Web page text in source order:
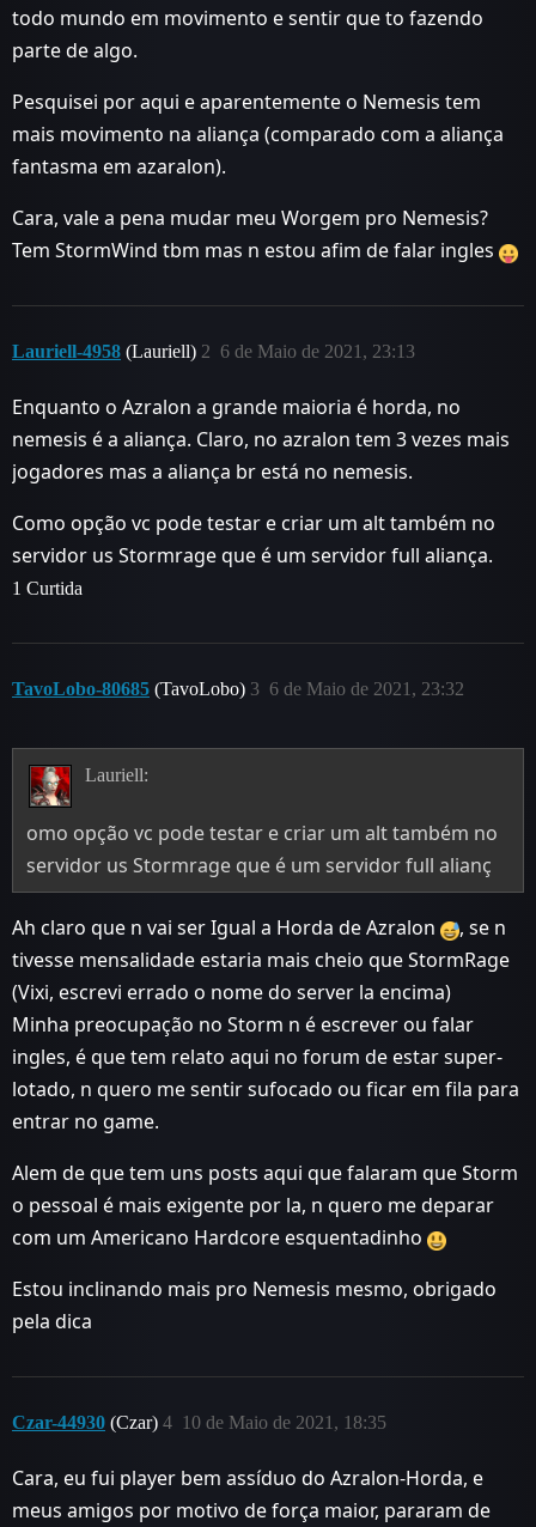
todo mundo em movimento e sentir que to fazendo
parte de algo.
Pesquisei por aqui e aparentemente o Nemesis tem
mais movimento na aliança (comparado com a aliança
fantasma em azaralon).
Cara, vale a pena mudar meu Worgem pro Nemesis?
Tem StormWind tbm mas n estou afim de falar ingles
Lauriell-4958 (Lauriell) 6 de Maio de 2021, 23:13
2
Enquanto o Azralon a grande maioria é horda, no
nemesis é a aliança. Claro, no azralon tem 3 vezes mais
jogadores mas a aliança br está no nemesis.
Como opção vc pode testar e criar um alt também no
servidor us Stormrage que é um servidor full aliança.
1 Curtida
TavoLobo-80685 (TavoLobo) 6 de Maio de 2021, 23:32
3
Lauriell:
omo opção vc pode testar e criar um alt também no
servidor us Stormrage que é um servidor full alianç
Ah claro que n vai ser Igual a Horda de Azralon
, se n
tivesse mensalidade estaria mais cheio que StormRage
(Vixi, escrevi errado o nome do server la encima)
Minha preocupação no Storm n é escrever ou falar
ingles, é que tem relato aqui no forum de estar super-
lotado, n quero me sentir sufocado ou ficar em fila para
entrar no game.
Alem de que tem uns posts aqui que falaram que Storm
o pessoal é mais exigente por la, n quero me deparar
com um Americano Hardcore esquentadinho
Estou inclinando mais pro Nemesis mesmo, obrigado
pela dica
Czar-44930 (Czar) 10 de Maio de 2021, 18:35
4
Cara, eu fui player bem assíduo do Azralon-Horda, e
meus amigos por motivo de força maior, pararam de